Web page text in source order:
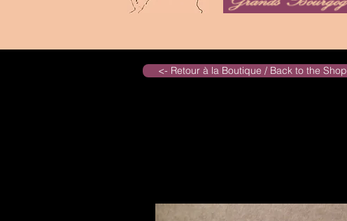
<- Retour à la Boutique / Back to the Shop